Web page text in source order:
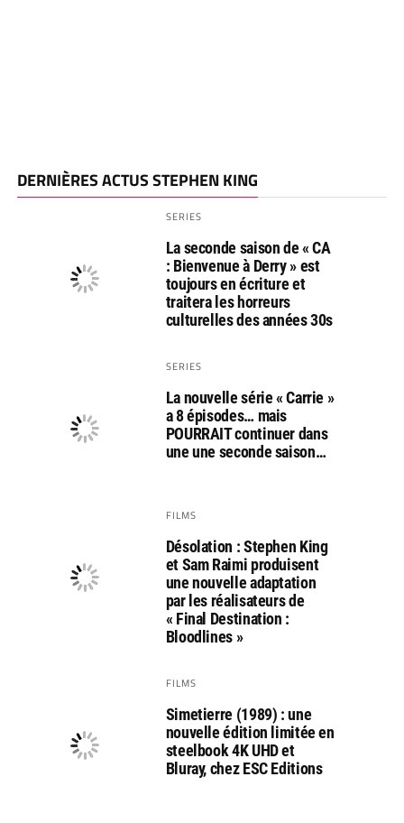
DERNIÈRES ACTUS STEPHEN KING
SERIES
La seconde saison de « CA
: Bienvenue à Derry » est
toujours en écriture et
traitera les horreurs
culturelles des années 30s
SERIES
La nouvelle série « Carrie »
a 8 épisodes… mais
POURRAIT continuer dans
une une seconde saison…
FILMS
Désolation : Stephen King
et Sam Raimi produisent
une nouvelle adaptation
par les réalisateurs de
« Final Destination :
Bloodlines »
FILMS
Simetierre (1989) : une
nouvelle édition limitée en
steelbook 4K UHD et
Bluray, chez ESC Editions